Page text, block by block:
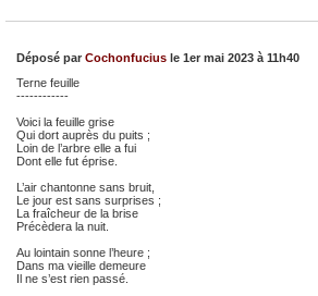
Déposé par Cochonfucius le 1er mai 2023 à 11h40
Terne feuille
------------
Voici la feuille grise
Qui dort auprès du puits ;
Loin de l’arbre elle a fui
Dont elle fut éprise.
L’air chantonne sans bruit,
Le jour est sans surprises ;
La fraîcheur de la brise
Précèdera la nuit.
Au lointain sonne l’heure ;
Dans ma vieille demeure
Il ne s’est rien passé.